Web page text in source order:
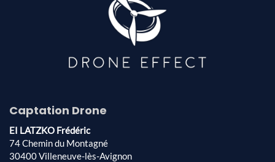
Captation Drone
EI LATZKO Frédéric
74 Chemin du Montagné
30400 Villeneuve-lès-Avignon